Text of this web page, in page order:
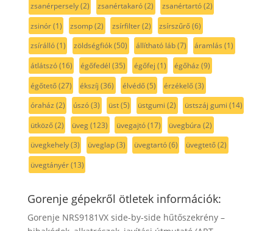
zsanérpersely(2) zsanértakaró(2) zsanértartó(2)
zsinór(1) zsomp(2) zsírfilter(2) zsírszűrő(6)
zsírálló(1) zöldségfiók(50) állítható láb(7) áramlás (1)
átlátszó(16) égőfedél (35) égőfej (1) égőház (9)
égőtető(27) ékszíj (36) élvédő(5) érzékelő(3)
óraház (2) úszó(3) üst(5) üstgumi (2) üstszáj gumi (14)
ütköző(2) üveg(123) üvegajtó(17) üvegbúra (2)
üvegkehely(3) üveglap(3) üvegtartó(6) üvegtető(2)
üvegtányér(13)
Gorenje gépekről ötletek információk:
Gorenje NRS9181VX side-by-side hűtőszekrény –